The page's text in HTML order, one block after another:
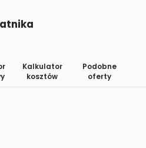
Kalkulator
kosztów
Podobne
oferty